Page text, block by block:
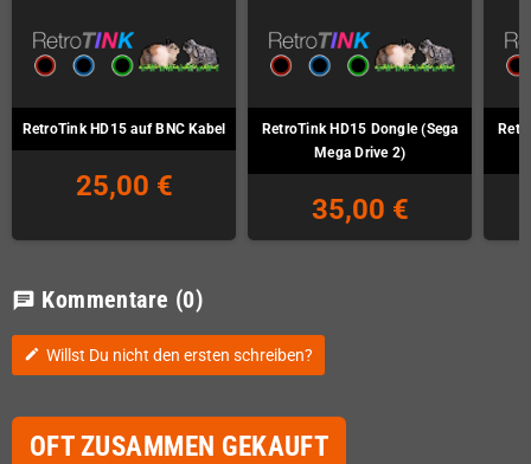
RetroTink HD15 auf BNC Kabel
25,00 €
RetroTink HD15 Dongle (Sega
Mega Drive 2)
35,00 €
chat Kommentare (0)
edit Willst Du nicht den ersten schreiben?
OFT ZUSAMMEN GEKAUFT